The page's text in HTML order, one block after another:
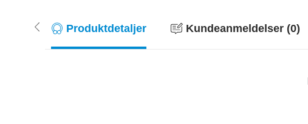
Produktdetaljer Kundeanmeldelser (0)